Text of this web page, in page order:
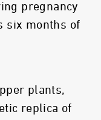
pregnancy
six months of
plants,
replica of